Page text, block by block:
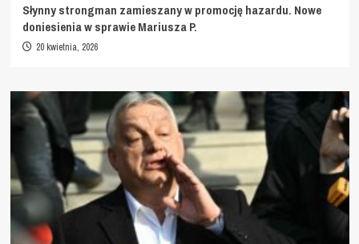
Słynny strongman zamieszany w promocję hazardu. Nowe
doniesienia w sprawie Mariusza P.
20 kwietnia, 2026